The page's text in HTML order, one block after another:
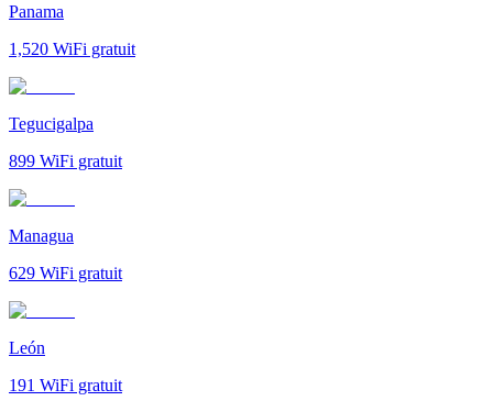
Panama
1,520 WiFi gratuit
Tegucigalpa
899 WiFi gratuit
Managua
629 WiFi gratuit
León
191 WiFi gratuit